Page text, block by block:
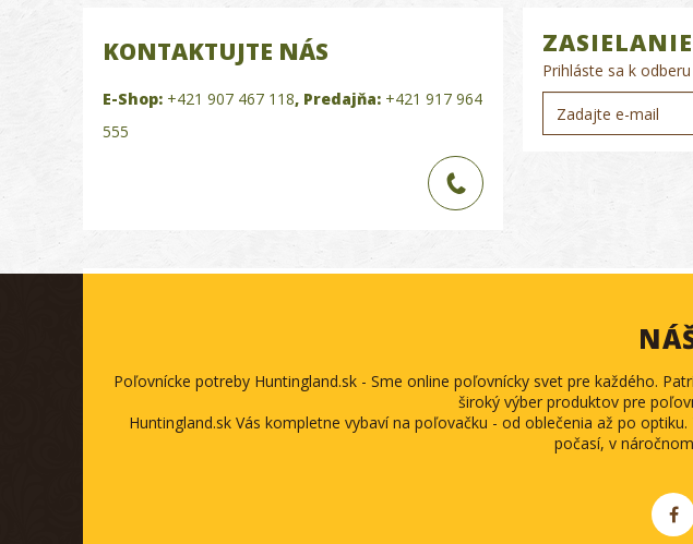
KONTAKTUJTE NÁS
E-Shop: +421 907 467 118, Predajňa: +421 917 964
555
Prihláste sa k
Poľovnícke potreby Huntingland.sk - Sme online poľovnícky svet pre každého.
široký výber produktov pre
Huntingland.sk Vás kompletne vybaví na poľovačku - od oblečenia až po
počasí, v